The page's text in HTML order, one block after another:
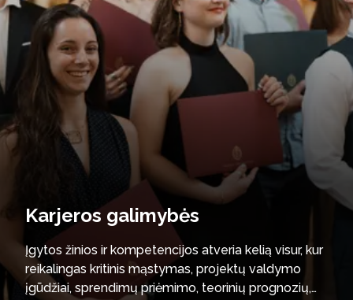
Karjeros galimybės
Įgytos žinios ir kompetencijos atveria kelią visur, kur
reikalingas kritinis mąstymas, projektų valdymo
įgūdžiai, sprendimų priėmimo, teorinių prognozių,